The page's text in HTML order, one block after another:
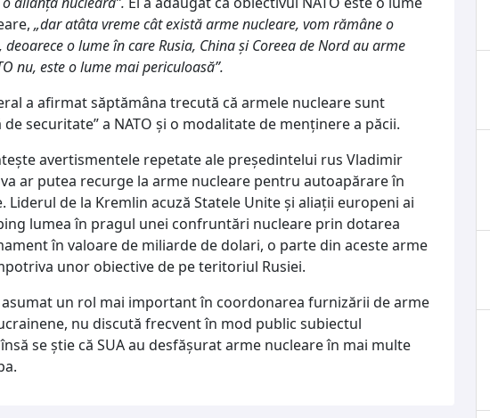
„dar atâta vreme cât există arme nucleare, vom rămâne o
o lume în care Rusia, China şi Coreea de Nord au arme
nu, este o lume mai periculoasă”.
a afirmat săptămâna trecută că armele nucleare sunt
securitate” a NATO şi o modalitate de menţinere a păcii.
avertismentele repetate ale preşedintelui rus Vladimir
ar putea recurge la arme nucleare pentru autoapărare în
Liderul de la Kremlin acuză Statele Unite şi aliaţii europeni ai
lumea în pragul unei confruntări nucleare prin dotarea
în valoare de miliarde de dolari, o parte din aceste arme
unor obiective de pe teritoriul Rusiei.
asumat un rol mai important în coordonarea furnizării de arme
nu discută frecvent în mod public subiectul
se ştie că SUA au desfăşurat arme nucleare în mai multe